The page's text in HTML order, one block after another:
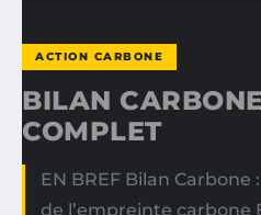
ACTION CARBONE
BILAN
COMPLET
EN BREF Bilan
de l’empreinte carbone